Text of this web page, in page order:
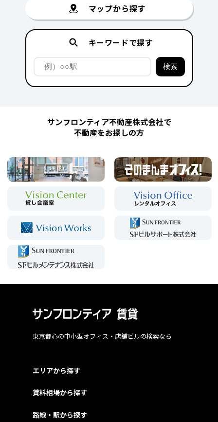
マップから探す
キーワードで探す
サンフロンティア不動産株式会社で
不動産をお探しの方
東京都心の中小型オフィス・店舗ビルの検索なら
エリアから探す
賃料相場から探す
路線・駅から探す